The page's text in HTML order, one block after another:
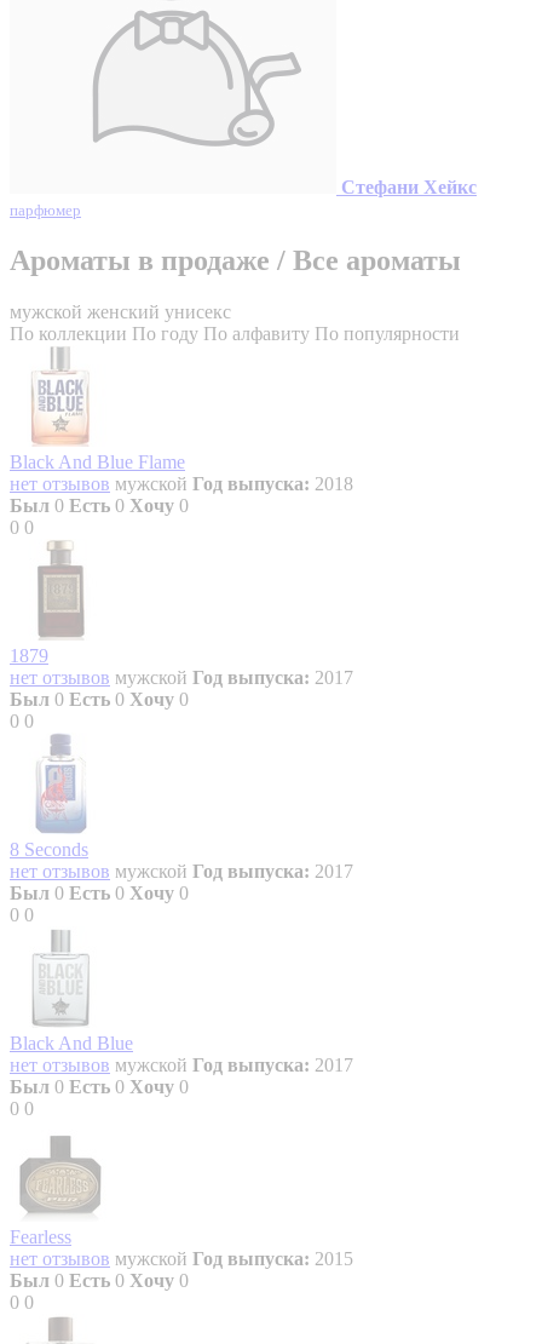
Стефани Хейкс
парфюмер
Ароматы в продаже / Все ароматы
мужской женский унисекс
По коллекции По году По алфавиту По популярности
Black And Blue Flame
нет отзывов мужской Год выпуска: 2018
Был 0 Есть 0 Хочу 0
0 0
1879
нет отзывов мужской Год выпуска: 2017
Был 0 Есть 0 Хочу 0
0 0
8 Seconds
нет отзывов мужской Год выпуска: 2017
Был 0 Есть 0 Хочу 0
0 0
Black And Blue
нет отзывов мужской Год выпуска: 2017
Был 0 Есть 0 Хочу 0
0 0
Fearless
нет отзывов мужской Год выпуска: 2015
Был 0 Есть 0 Хочу 0
0 0